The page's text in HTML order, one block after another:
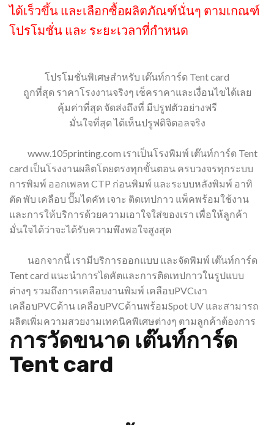
ได้เร็วขึ้น และเลือกซื้อผลิตภัณฑ์นั่นๆ ตามเกณฑ์
โปรโมชั่น และ ระยะเวลาที่กำหนด
โปรโมชั่นพิเศษสำหรับ เต๊นท์การ์ด Tent card
ถูกที่สุด ราคาโรงงานจริงๆ เช็คราคาและเงื่อนไขได้เลย
คุ้มค่าที่สุด จัดส่งถึงที่ มีปรูฟตัวอย่างฟรี
มั่นใจที่สุด ได้เห็นปรูฟดิจิตอลจริง
www.105printing.com เราเป็นโรงพิมพ์ เต๊นท์การ์ด Tent
card เป็นโรงงานผลิตโดยตรงทุกขั้นตอน ครบวงจรทุกระบบ
การพิมพ์ ออกเพลท CTP ก่อนพิมพ์ และระบบหลังพิมพ์ อาทิ
ตัด พับ เคลือบ ปั๊มไดคัท เจาะ ติดเทปกาว แพ็คพร้อมใช้งาน
และการให้บริการด้วยความเอาใจใส่ของเรา เพื่อให้ลูกค้า
มั่นใจได้ว่าจะได้รับความพึงพอใจสูงสุด
นอกจากนี้ เรามีบริการออกแบบ และจัดพิมพ์ เต๊นท์การ์ด
Tent card แนะนำการไดคัตและการติดเทปกาวในรูปแบบ
ต่างๆ รวมถึงการเคลือบงานพิมพ์ เคลือบPVCเงา
เคลือบPVCด้าน เคลือบPVCด้านพร้อมSpot UV และสามารถ
ผลิตเพิ่มความสวยงามเทคนิคพิเศษต่างๆ ตามลูกค้าต้องการ
การวัดขนาด เต๊นท์การ์ด
Tent card